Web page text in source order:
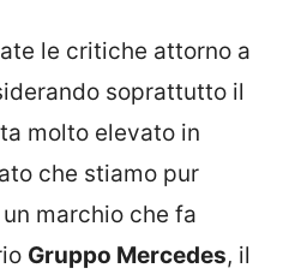
le critiche attorno a
soprattutto il
molto elevato in
che stiamo pur
marchio che fa
Gruppo Mercedes, il